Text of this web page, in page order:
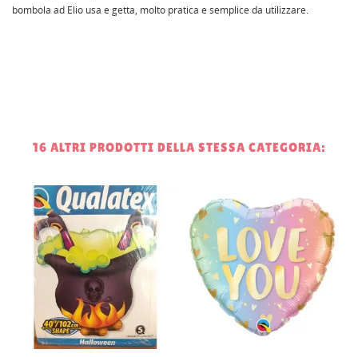
bombola ad Elio usa e getta, molto pratica e semplice da utilizzare.
16 ALTRI PRODOTTI DELLA STESSA CATEGORIA:
6,70 €